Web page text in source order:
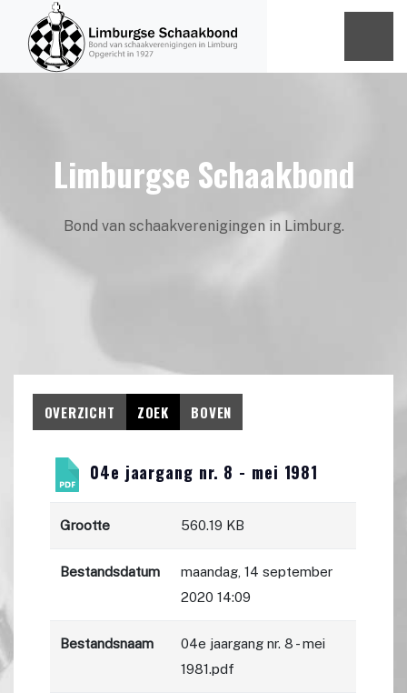
Limburgse Schaakbond
Bond van schaakverenigingen in Limburg.
OVERZICHT ZOEK BOVEN
04e jaargang nr. 8 - mei 1981
Grootte 560.19 KB
Bestandsdatum
maandag, 14 september
2020 14:09
Bestandsnaam
04e jaargang nr. 8 - mei
1981.pdf